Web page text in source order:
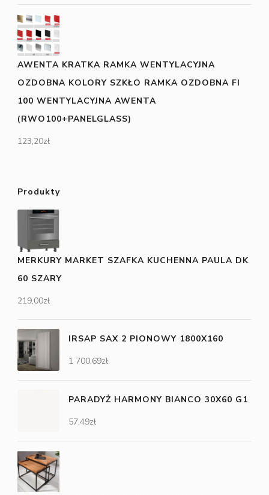
AWENTA KRATKA RAMKA WENTYLACYJNA
OZDOBNA KOLORY SZKŁO RAMKA OZDOBNA FI
100 WENTYLACYJNA AWENTA
(RWO100+PANELGLASS)
123,20zł
Produkty
MERKURY MARKET SZAFKA KUCHENNA PAULA DK
60 SZARY
219,00zł
IRSAP SAX 2 PIONOWY 1800X160
1 700,69zł
PARADYŻ HARMONY BIANCO 30X60 G1
57,49zł